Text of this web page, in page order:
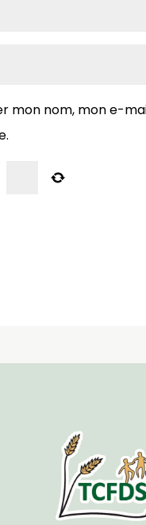
mon nom, mon e-